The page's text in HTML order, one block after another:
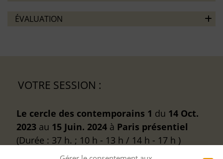
ÉVALUATION
VOTRE SESSION :
Le cercle des contemporains 1 du 14 Oct.
2023 au 15 Juin. 2024 à Paris présentiel
(Durée : 37 h. ; 10 h - 13 h / 14 h - 17 h )